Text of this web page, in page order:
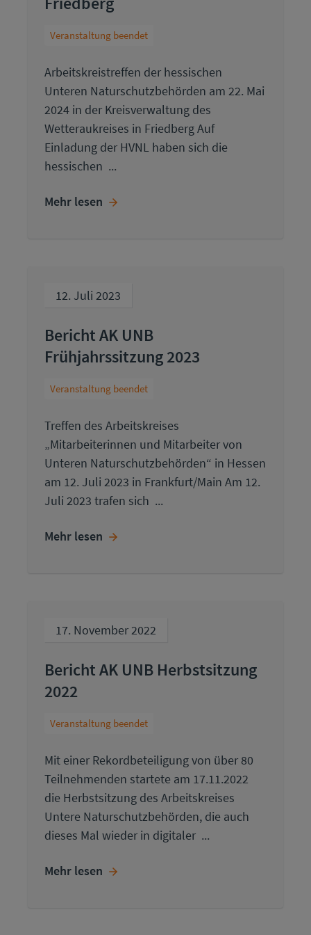
Veranstaltung beendet
Arbeitskreistreffen der hessischen
Unteren Naturschutzbehörden am 22. Mai
2024 in der Kreisverwaltung des
Wetteraukreises in Friedberg Auf
Einladung der HVNL haben sich die
hessischen ...
Mehr lesen
12. Juli 2023
Bericht AK UNB
Frühjahrssitzung 2023
Veranstaltung beendet
Treffen des Arbeitskreises
„Mitarbeiterinnen und Mitarbeiter von
Unteren Naturschutzbehörden“ in Hessen
am 12. Juli 2023 in Frankfurt/Main Am 12.
Juli 2023 trafen sich ...
Mehr lesen
17. November 2022
Bericht AK UNB Herbstsitzung
2022
Veranstaltung beendet
Mit einer Rekordbeteiligung von über 80
Teilnehmenden startete am 17.11.2022
die Herbstsitzung des Arbeitskreises
Untere Naturschutzbehörden, die auch
dieses Mal wieder in digitaler ...
Mehr lesen